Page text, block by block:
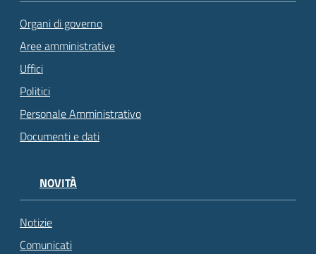
Organi di governo
Aree amministrative
Uffici
Politici
Personale Amministrativo
Documenti e dati
NOVITÀ
Notizie
Comunicati